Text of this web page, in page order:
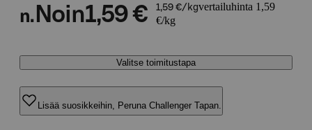
n. Noin1,59 € 1,59 €/kgvertailuhinta 1,59
€/kg
Valitse toimitustapa
Lisää suosikkeihin, Peruna Challenger Tapan.